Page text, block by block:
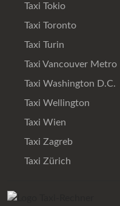
Taxi Tokio
Taxi Toronto
Taxi Turin
Taxi Vancouver Metro
Taxi Washington D.C.
Taxi Wellington
Taxi Wien
Taxi Zagreb
Taxi Zürich